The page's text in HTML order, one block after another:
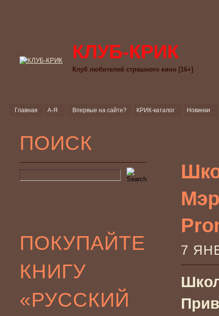
КЛУБ-КРИК
Клуб любителей страшного кино [16+]
Главная А-Я Впервые на сайте? КРИК-каталог Новинки
ПОИСК
ПОКУПАЙТЕ
КНИГУ
«РУССКИЙ
7